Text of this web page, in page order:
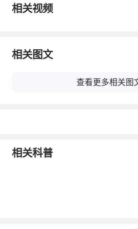
状；而硒的缺乏则可能增加
改善这些健康状况，增强
相关视频
相关图文
查看更多相关图
相关科普